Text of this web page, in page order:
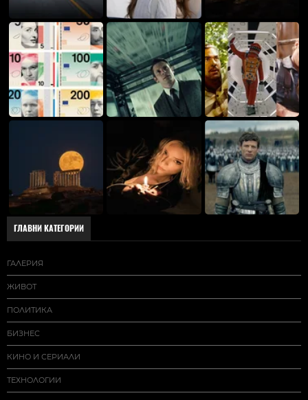
ГЛАВНИ КАТЕГОРИИ
ГАЛЕРИЯ
ЖИВОТ
ПОЛИТИКА
БИЗНЕС
КИНО И СЕРИАЛИ
ТЕХНОЛОГИИ